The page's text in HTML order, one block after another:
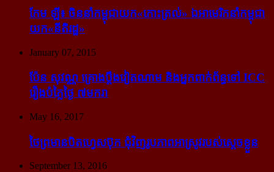
កែម ឡី៖ ចិន​នាំ​កម្ពុជា​យក​«កោះ​ត្រល់» ឯ​អាមេរិក​នាំ​កម្ពុជា​
យក​«នីតិរដ្ឋ»
January 07, 2015
ប៉ែន សុវណ្ណ គ្រោង​ប្តឹង​វៀតណាម និង​អ្នក​ពាក់​ព័ន្ធ​ទៅ ICC
រឿង​បំភ្លៃ​ថ្ងៃ ៧​មករា
May 16, 2017
ថៃ​ព្រមាន​បិត​ហ្វេសប៊ុក ជុំ​វិញ​រូបភាព​អាស្រូវ​របស់​ស្ដេច​ខ្លួន
September 13, 2016